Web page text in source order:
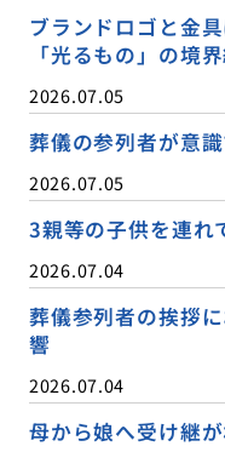
ブランドロゴと金
「光るもの」の境
2026.07.05
葬儀の参列者が意
2026.07.05
3親等の子供を連れ
2026.07.04
葬儀参列者の挨拶
響
2026.07.04
母から娘へ受け継